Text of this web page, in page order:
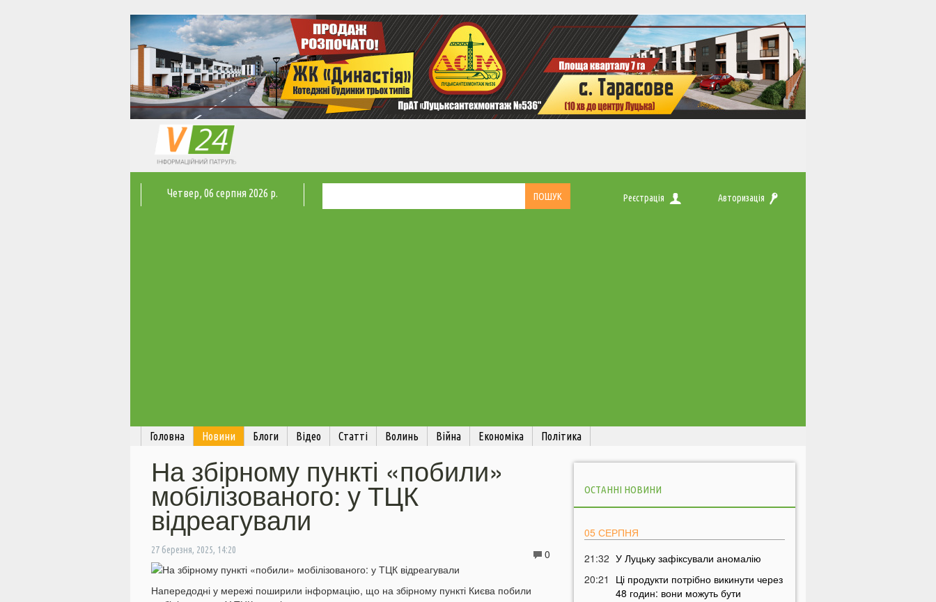
Четвер, 06 серпня 2026 р. Реєстрація Авторизація
Головна Новини Блоги Відео Статті Волинь Війна Економіка Політика
На збірному пункті «побили»
мобілізованого: у ТЦК
відреагували
27 березня, 2025, 14:20 0
Напередодні у мережі поширили інформацію, що на збірному пункті Києва побили
ОСТАННІ НОВИНИ
05 СЕРПНЯ
21:32 У Луцьку зафіксували аномалію
20:21
Ці продукти потрібно викинути через
48 годин: вони можуть бути